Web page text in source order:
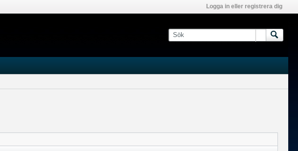
Logga in eller registrera dig